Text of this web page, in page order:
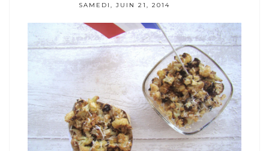
SAMEDI, JUIN 21, 2014